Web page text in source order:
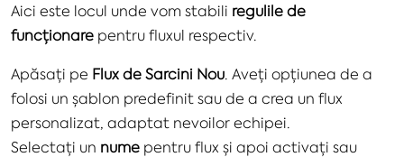
Aici este locul unde vom stabili regulile de
funcționare pentru fluxul respectiv.
Apăsați pe Flux de Sarcini Nou. Aveți opțiunea de a
folosi un șablon predefinit sau de a crea un flux
personalizat, adaptat nevoilor echipei.
Selectați un nume pentru flux și apoi activați sau